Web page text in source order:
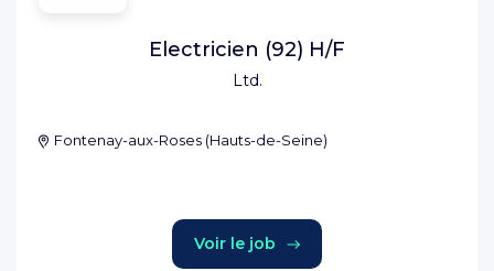
Ltd.
Electricien (92) H/F
Fontenay-aux-Roses (Hauts-de-Seine)
Voir le job